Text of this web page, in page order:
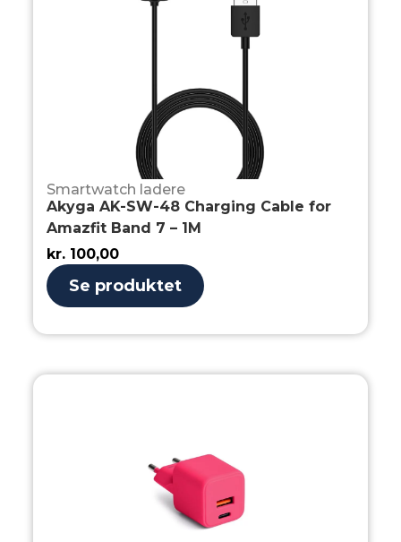
Smartwatch ladere
Akyga AK-SW-48 Charging Cable for
Amazfit Band 7 – 1M
kr. 100,00
Se produktet